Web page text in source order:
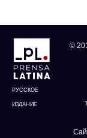
РУССКОЕ
ИЗДАНИЕ
©